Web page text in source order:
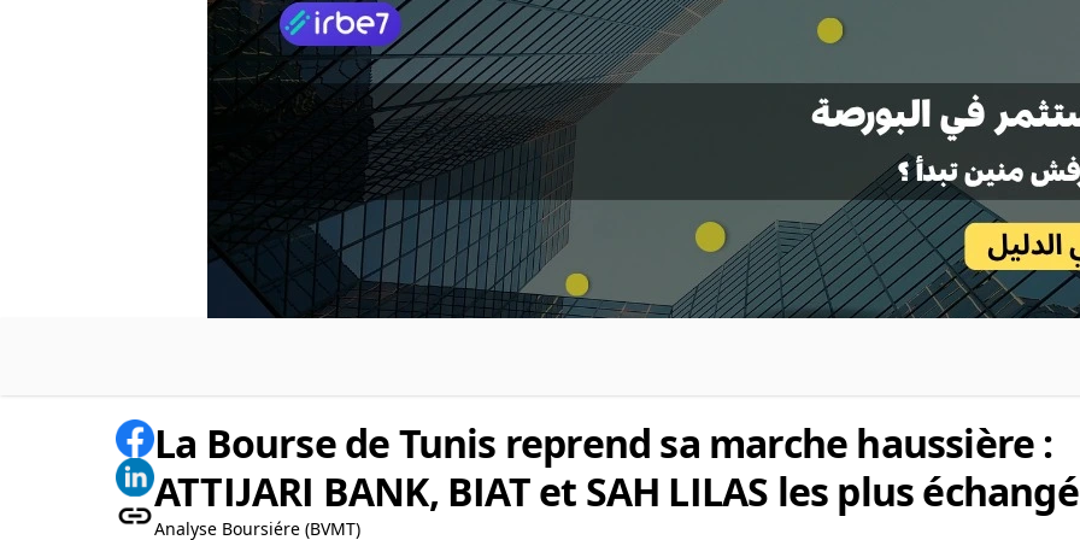
La Bourse de Tunis reprend sa marche haussière :
ATTIJARI BANK, BIAT et SAH LILAS les plus
Analyse Boursiére (BVMT)